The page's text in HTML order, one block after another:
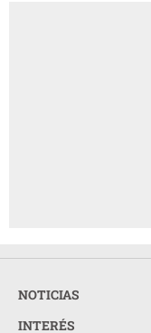
NOTICIAS
INTERÉS